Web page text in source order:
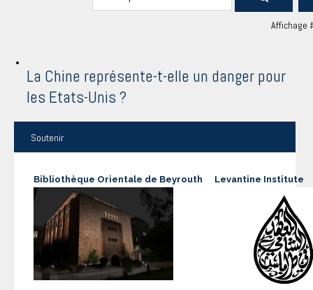
Affichage
La Chine représente-t-elle un danger pour
les Etats-Unis ?
Soutenir
Bibliothèque Orientale de Beyrouth Levantine Institute